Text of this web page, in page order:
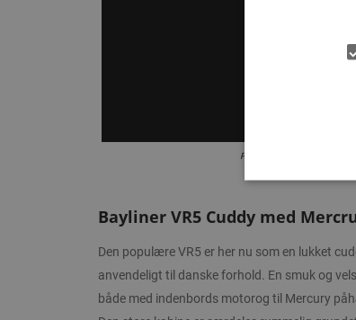
Produktet kan være være vist
Bayliner VR5 Cuddy med
Den populære VR5 er her nu som en lukket
anvendeligt til danske forhold. En smuk og
både med indenbords motorog til Mercury